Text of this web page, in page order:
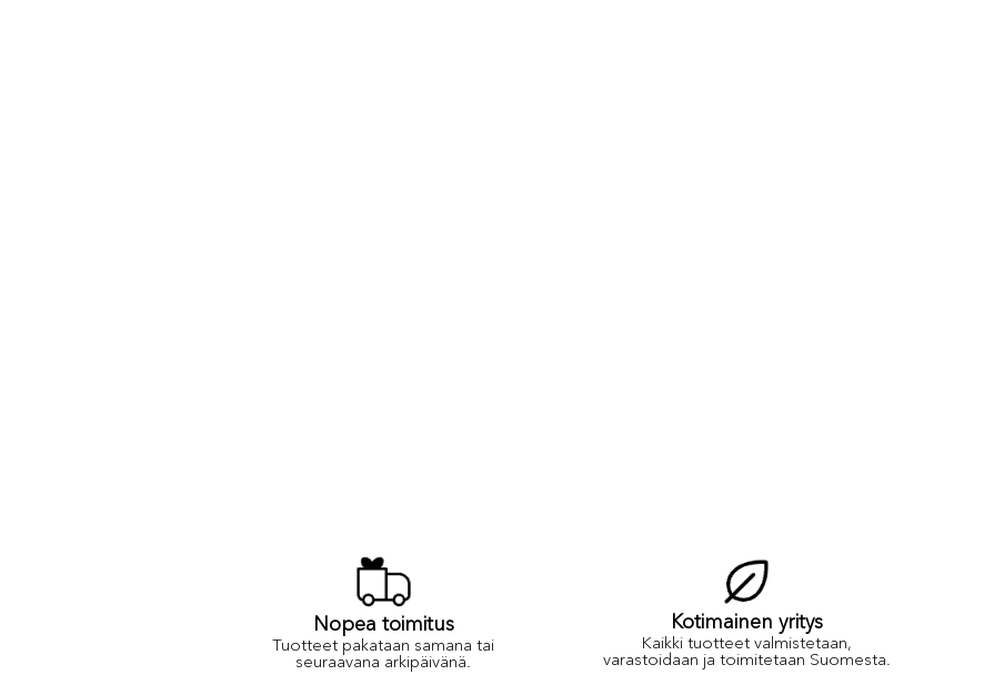
Nopea toimitus
Tuotteet pakataan samana tai
seuraavana arkipäivänä.
Kotimainen yritys
Kaikki tuotteet valmistetaan,
varastoidaan ja toimitetaan Suomesta.